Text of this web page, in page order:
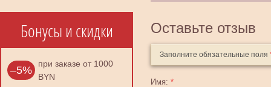
Оставьте отзыв
Заполните обязательные поля
Имя: *
Бонусы и скидки
–5%
при заказе от 1000
BYN